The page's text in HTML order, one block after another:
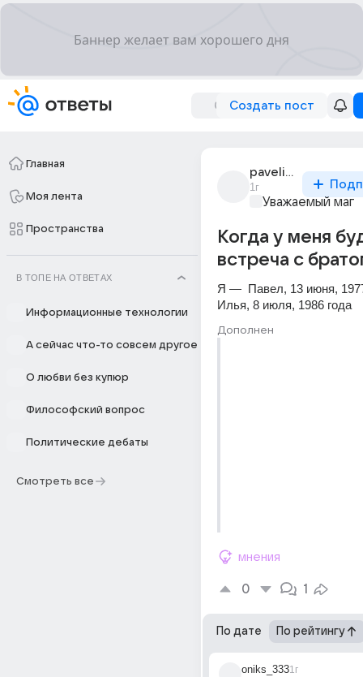
Создать пост
Главная
Моя лента
Пространства
В ТОПЕ НА ОТВЕТАХ
Информационные технологии
А сейчас что-то совсем другое
О любви без купюр
Философский вопрос
Политические дебаты
Смотреть все
paveling
1г
Уважаемый маг
Когда у меня
встреча с
Я —  Павел, 13 июня,
Илья, 8 июля, 1986 года
Дополнен
мнения
0 1
По дате По рейтингу
oniks_3331г